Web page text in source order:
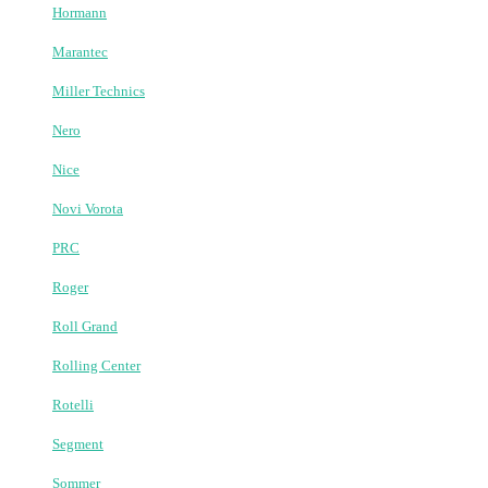
Комплектуючі до бар'єрів
Фурнітура для воріт
+- Запчастини
Запчастини Came
Запчастини Doorhan